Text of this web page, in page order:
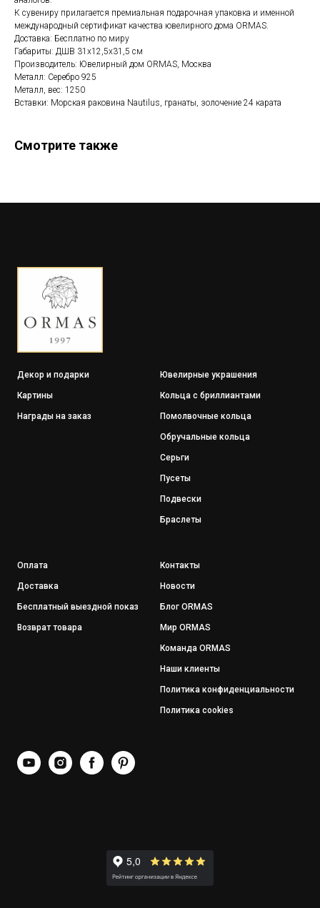
К сувениру прилагается премиальная подарочная упаковка и именной
международный сертификат качества ювелирного дома ORMAS.
Доставка: Бесплатно по миру
Габариты: ДШВ 31x12,5x31,5 см
Производитель: Ювелирный дом ORMAS, Москва
Металл: Серебро 925
Металл, вес: 1250
Вставки: Морская раковина Nautilus, гранаты, золочение 24 карата
Смотрите также
Декор и подарки
Картины
Награды на заказ
Ювелирные украшения
Кольца с бриллиантами
Помолвочные кольца
Обручальные кольца
Серьги
Пусеты
Подвески
Браслеты
Оплата
Доставка
Бесплатный выездной показ
Возврат товара
Контакты
Новости
Блог ORMAS
Мир ORMAS
Команда ORMAS
Наши клиенты
Политика конфиденциальности
Политика cookies